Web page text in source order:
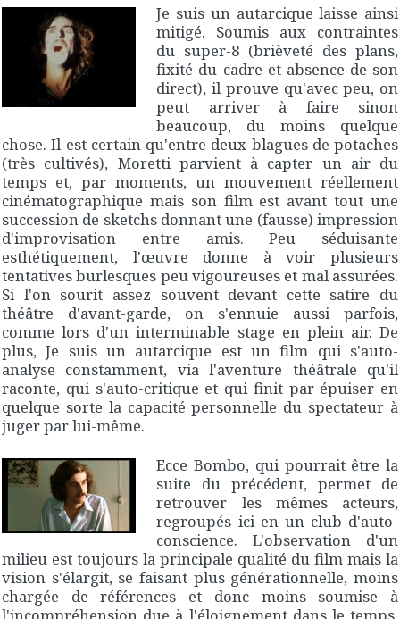
Je suis un autarcique laisse ainsi
mitigé. Soumis aux contraintes
du super-8 (brièveté des plans,
fixité du cadre et absence de son
direct), il prouve qu'avec peu, on
peut arriver à faire sinon
beaucoup, du moins quelque
chose. Il est certain qu'entre deux blagues de potaches
(très cultivés), Moretti parvient à capter un air du
temps et, par moments, un mouvement réellement
cinématographique mais son film est avant tout une
succession de sketchs donnant une (fausse) impression
d'improvisation entre amis. Peu séduisante
esthétiquement, l'œuvre donne à voir plusieurs
tentatives burlesques peu vigoureuses et mal assurées.
Si l'on sourit assez souvent devant cette satire du
théâtre d'avant-garde, on s'ennuie aussi parfois,
comme lors d'un interminable stage en plein air. De
plus,Je suis un autarcique est un film qui s'auto-
analyse constamment, via l'aventure théâtrale qu'il
raconte, qui s'auto-critique et qui finit par épuiser en
quelque sorte la capacité personnelle du spectateur à
juger par lui-même.
Ecce Bombo, qui pourrait être la
suite du précédent, permet de
retrouver les mêmes acteurs,
regroupés ici en un club d'auto-
conscience. L'observation d'un
milieu est toujours la principale qualité du film mais la
vision s'élargit, se faisant plus générationnelle, moins
chargée de références et donc moins soumise à
l'incompréhension due à l'éloignement dans le temps.